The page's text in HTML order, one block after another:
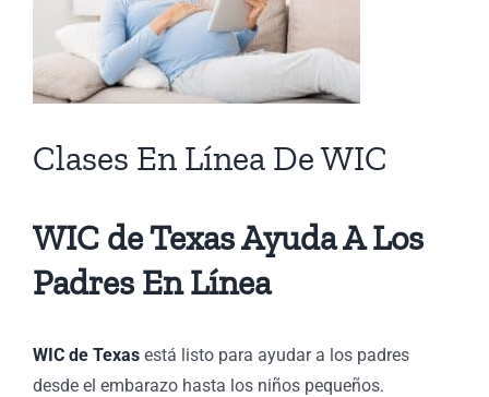
Clases En Línea De WIC
WIC de Texas Ayuda A Los
Padres En Línea
WIC de Texas está listo para ayudar a los padres
desde el embarazo hasta los niños pequeños.